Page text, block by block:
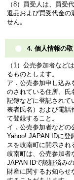
（8）買受人は、買受
返品および買受代金の
せん。
4. 個人情報の
（1）公売参加者など
るものとします。
ア．公売参加申し込み
のされている住所、氏
記簿などに登記されて
表者氏名）および電話
て登録すること。
イ．公売参加者などの
Yahoo! JAPAN IDに登
スを岐南町に開示され
岐南町は、公売参加者
JAPAN IDで認証済み
財産に関するお知らせ